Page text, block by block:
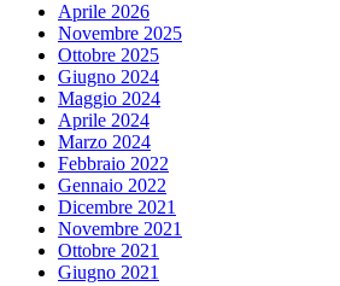
Aprile 2026
Novembre 2025
Ottobre 2025
Giugno 2024
Maggio 2024
Aprile 2024
Marzo 2024
Febbraio 2022
Gennaio 2022
Dicembre 2021
Novembre 2021
Ottobre 2021
Giugno 2021